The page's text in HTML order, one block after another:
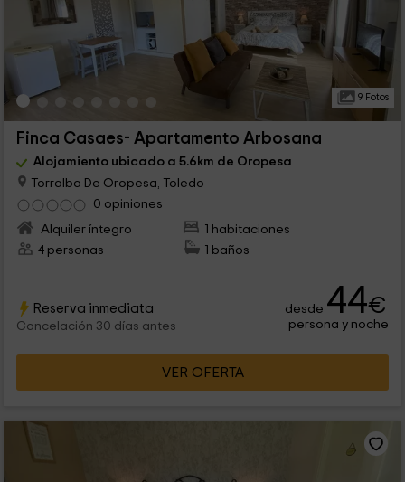
9 Fotos
Finca Casaes- Apartamento Arbosana
Alojamiento ubicado a 5.6km de Oropesa
Torralba De Oropesa, Toledo
0 opiniones
Alquiler íntegro
1 habitaciones
4 personas
1 baños
Reserva inmediata
Cancelación 30 días antes
desde 44€
persona y noche
VER OFERTA